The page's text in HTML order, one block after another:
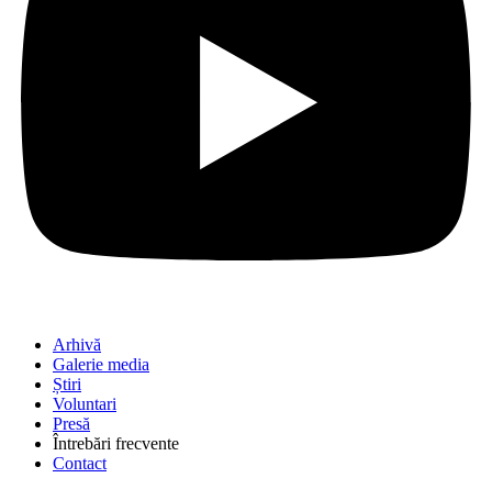
Arhivă
Galerie media
Știri
Voluntari
Presă
Întrebări frecvente
Contact